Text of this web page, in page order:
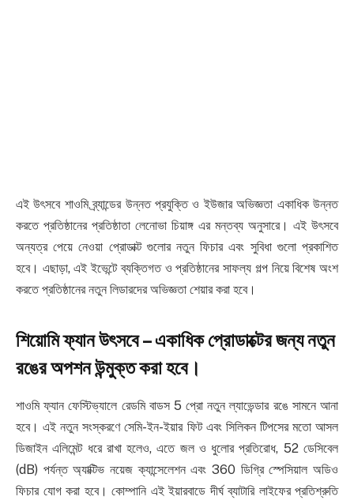
এই উৎসবে শাওমি ব্র্যান্ডের উন্নত প্রযুক্তি ও ইউজার অভিজ্ঞতা একাধিক উন্নত
করতে প্রতিষ্ঠানের প্রতিষ্ঠাতা লেনোভা চিয়াঙ্গ এর মন্তব্য অনুসারে। এই উৎসবে
অন্যত্র পেয়ে নেওয়া প্রোডাক্ট গুলোর নতুন ফিচার এবং সুবিধা গুলো প্রকাশিত
হবে। এছাড়া, এই ইভেন্টে ব্যক্তিগত ও প্রতিষ্ঠানের সাফল্য গল্প নিয়ে বিশেষ অংশ
করতে প্রতিষ্ঠানের নতুন লিডারদের অভিজ্ঞতা শেয়ার করা হবে।
শিয়োমি ফ্যান উৎসবে – একাধিক প্রোডাক্টের জন্য নতুন
রঙের অপশন উন্মুক্ত করা হবে।
শাওমি ফ্যান ফেস্টিভ্যালে রেডমি বাডস 5 প্রো নতুন ল্যাভেন্ডার রঙে সামনে আনা
হবে। এই নতুন সংস্করণে সেমি-ইন-ইয়ার ফিট এবং সিলিকন টিপসের মতো আসল
ডিজাইন এলিমেন্ট ধরে রাখা হলেও, এতে জল ও ধুলোর প্রতিরোধ, 52 ডেসিবেল
(dB) পর্যন্ত অ্যাক্টিভ নয়েজ ক্যান্সেলেশন এবং 360 ডিগ্রি স্পেসিয়াল অডিও
ফিচার যোগ করা হবে। কোম্পানি এই ইয়ারবাডে দীর্ঘ ব্যাটারি লাইফের প্রতিশ্রুতি